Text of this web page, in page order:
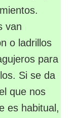
van
o ladrillos
para
Si se da
que nos
es habitual,